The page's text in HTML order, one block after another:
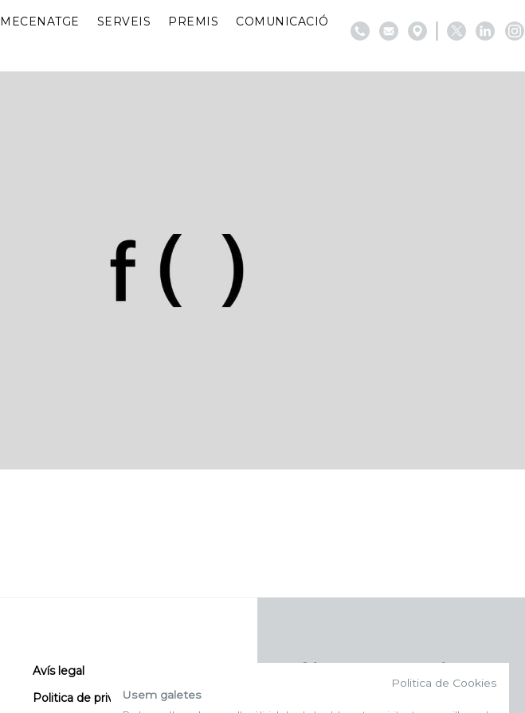
MECENATGE SERVEIS PREMIS COMUNICACIÓ
Avís legal
Politica de privacitat
Politica de Cookies
Usem galetes